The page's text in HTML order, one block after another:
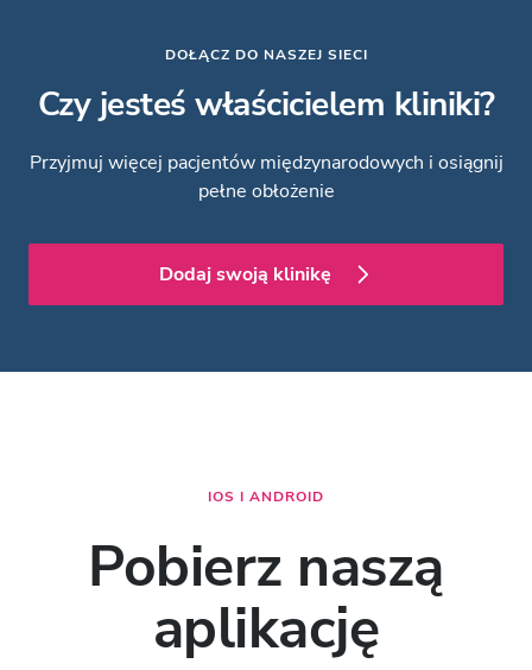
DOŁĄCZ DO NASZEJ SIECI
Czy jesteś właścicielem kliniki?
Przyjmuj więcej pacjentów międzynarodowych i osiągnij
pełne obłożenie
Dodaj swoją klinikę
IOS I ANDROID
Pobierz naszą
aplikację